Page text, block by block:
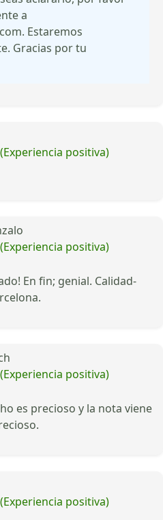
a
Estaremos
Gracias por tu
positiva)
positiva)
En fin; genial. Calidad-
positiva)
es precioso y la nota viene
positiva)